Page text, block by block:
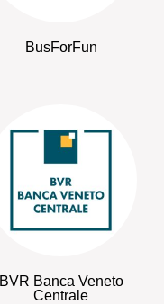
BusForFun
BVR Banca Veneto
Centrale